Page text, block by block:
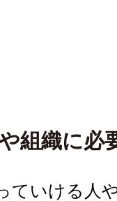
組織に必
ていける人